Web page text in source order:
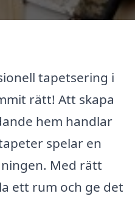
tapetsering i
rätt! Att skapa
hem handlar
spelar en
Med rätt
ett rum och ge det